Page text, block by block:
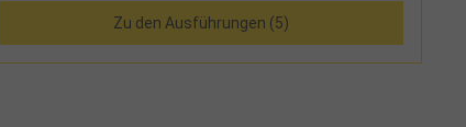
Zu den Ausführungen (5)